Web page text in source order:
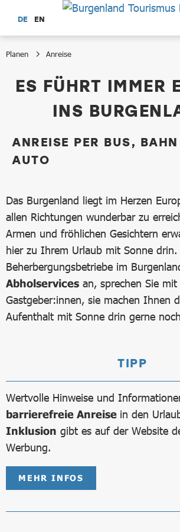
Zum Hauptinhalt springen
DE EN
Planen Anreise
AnreiseES FÜHRT IMMER
INS
ANREISE PER BUS,
AUTO
Das Burgenland liegt im Herzen
allen Richtungen wunderbar zu
Armen und fröhlichen Gesichtern
hier zu Ihrem Urlaub mit Sonne drin.
Beherbergungsbetriebe im
Abholservices an, sprechen Sie
Gastgeber:innen, sie machen Ihnen
Aufenthalt mit Sonne drin gerne
TIPP
Wertvolle Hinweise und
barrierefreie Anreise in den
Inklusion gibt es auf der Website
Werbung.
MEHR INFOS